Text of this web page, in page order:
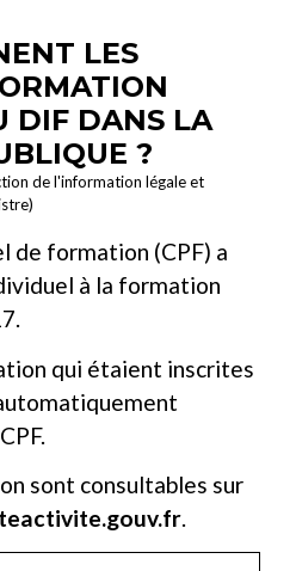
LES
DIF DANS LA
?
de l'information légale et
de formation (CPF) a
à la formation
qui étaient inscrites
sont consultables sur
.